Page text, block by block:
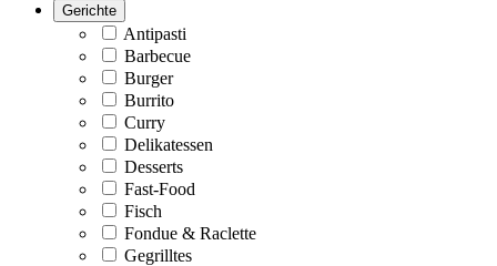
Gerichte
Antipasti
Barbecue
Burger
Burrito
Curry
Delikatessen
Desserts
Fast-Food
Fisch
Fondue & Raclette
Gegrilltes